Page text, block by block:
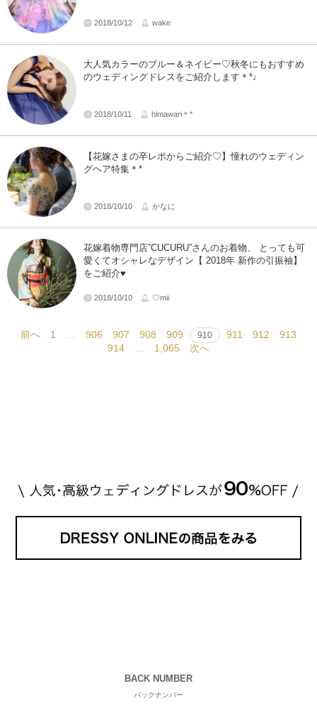
2018/10/12 wake
大人気カラーのブルー＆ネイビー♡秋冬にもおすすめ
のウェディングドレスをご紹介します＊*♩
2018/10/11 himawari＊*
【花嫁さまの卒レポからご紹介♡】憧れのウェディン
グヘア特集＊*
2018/10/10 かなに
花嫁着物専門店”CUCURU”さんのお着物、 とっても可
愛くてオシャレなデザイン【 2018年 新作の引振袖】
をご紹介♥
2018/10/10 ♡mii
前へ 1 906 907 908 909 910 911 912
913
914
1,065 次へ
BACK NUMBER
バックナンバー